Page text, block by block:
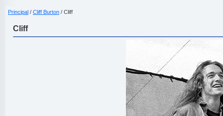
Principal / Cliff Burton / Cliff
Cliff